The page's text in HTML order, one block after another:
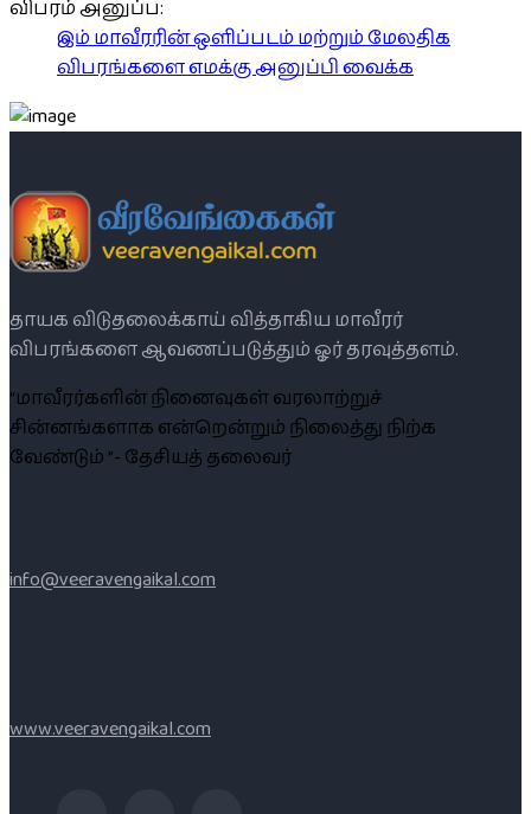
விபரம் அனுப்ப:
இம் மாவீரரின் ஒளிப்படம் மற்றும் மேலதிக
விபரங்களை எமக்கு அனுப்பி வைக்க
தாயக விடுதலைக்காய் வித்தாகிய மாவீரர்
விபரங்களை ஆவணப்படுத்தும் ஓர் தரவுத்தளம்.
“மாவீரர்களின் நினைவுகள் வரலாற்றுச்
சின்னங்களாக என்றென்றும் நிலைத்து நிற்க
வேண்டும் ”- தேசியத் தலைவர்
info@veeravengaikal.com
www.veeravengaikal.com